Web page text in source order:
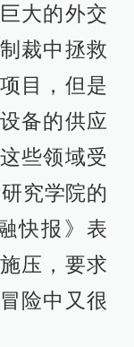
大的外交
裁中拯救
目，但是
备的供应
些领域受
究学院的
快报》表
压，要求
险中又很